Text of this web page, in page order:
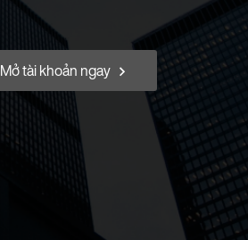
Mở tài khoản ngay